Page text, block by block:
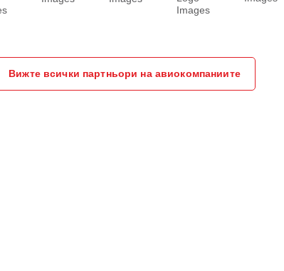
Вижте всички партньори на авиокомпаниите